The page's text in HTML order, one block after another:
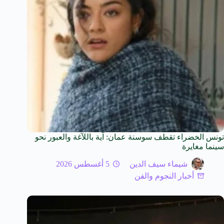
تونس الخضراء تقطف سوسنة عمان: آية باللآغة والعبور نحو
سينما مغايرة
شيماء سيف الدين
5 أغسطس 2026
أخبار النجوم والفن